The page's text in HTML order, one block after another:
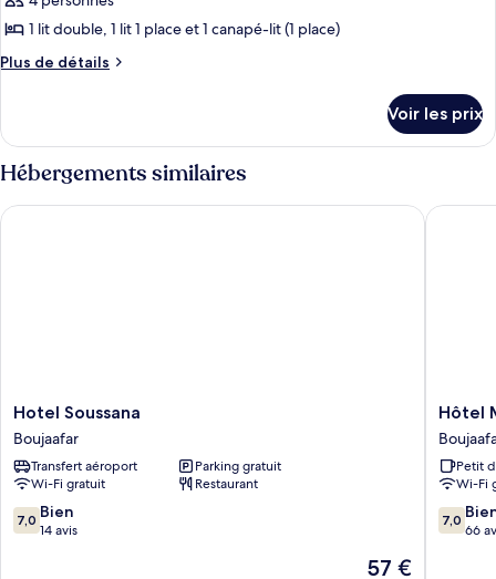
1 lit double, 1 lit 1 place et 1 canapé-lit (1 place)
Plus de détails
Plus
le
type
de
chambre
Chambre
Voir les prix
Hébergements similaires
Hotel
Soussana
Boujaafar
Hotel Soussana
Boujaafar
Transfert aéroport
Parking gratuit
Wi-Fi gratuit
Restaurant
7.0
sur
7,0 Bien
14 avis
Le
57 €
Hotel Soussana
Hôtel
Sousse
Hôtel
Petit
Wi-Fi
7.0
sur
7,0
66
Hôtel